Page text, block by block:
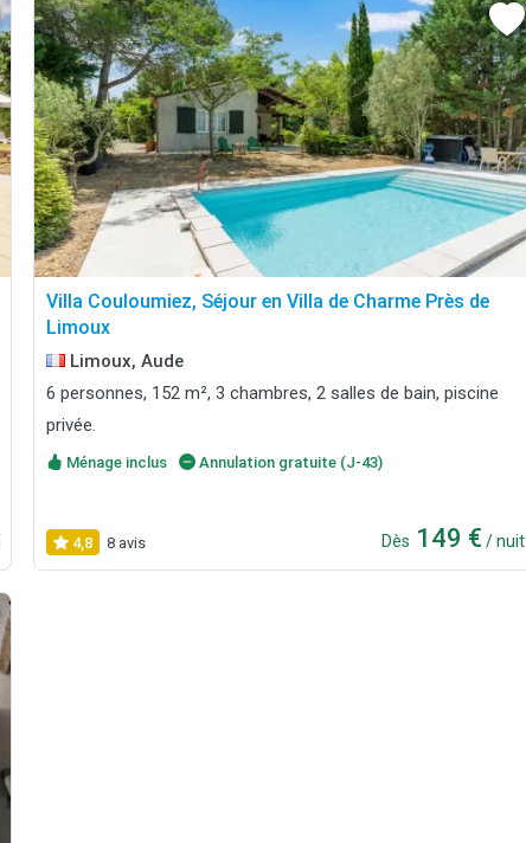
Villa Couloumiez, Séjour en Villa de Charme Près de
Limoux
Limoux, Aude
6 personnes, 152 m², 3 chambres, 2 salles de bain, piscine
privée.
Ménage inclus Annulation gratuite (J-43)
4,8 8 avis Dès 149 € / nuit